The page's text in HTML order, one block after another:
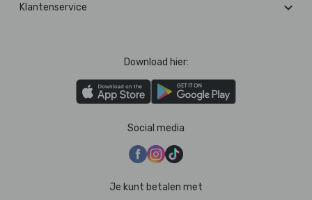
Klantenservice
Download hier:
Social media
Je kunt betalen met